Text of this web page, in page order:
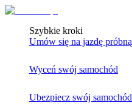
Szybkie kroki
Umów się na jazdę próbną
Wyceń swój samochód
Ubezpiecz swój samochód